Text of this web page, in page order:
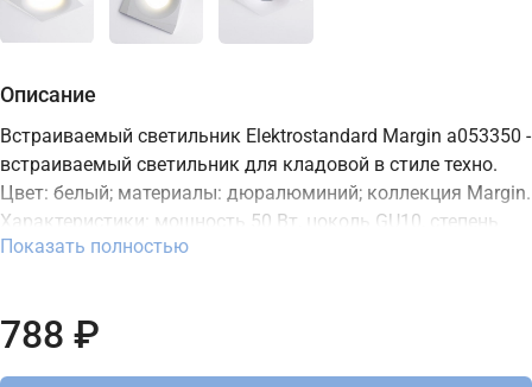
Описание
Встраиваемый светильник Elektrostandard Margin a053350 -
встраиваемый светильник для кладовой в стиле техно.
Цвет: белый; материалы: дюралюминий; коллекция Margin.
Характеристики: мощность 50 Вт, цоколь GU10, степень
защиты IP20. Подходит для монтажа на потолок. В
Москве, Санкт-Петербургу и России и актуальной ценой на
Показать полностью
788 ₽